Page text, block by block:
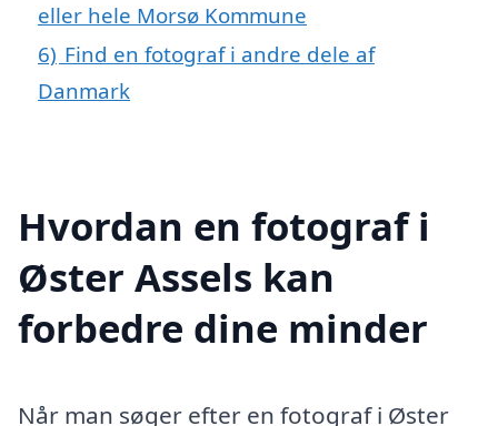
eller hele Morsø Kommune
6) Find en fotograf i andre dele af
Danmark
Hvordan en fotograf i
Øster Assels kan
forbedre dine minder
Når man søger efter en fotograf i Øster